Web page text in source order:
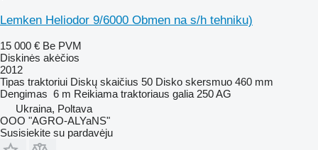
Lemken Heliodor 9/6000 Obmen na s/h tehniku)
15 000 € Be PVM
Diskinės akėčios
2012
Tipas traktoriui Diskų skaičius 50 Disko skersmuo 460 mm
Dengimas 6 m Reikiama traktoriaus galia 250 AG
Ukraina, Poltava
OOO "AGRO-ALYaNS"
Susisiekite su pardavėju